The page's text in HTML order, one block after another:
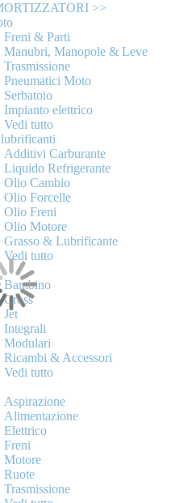
>>
Freni & Parti
Manubri, Manopole & Leve
Trasmissione
Pneumatici Moto
Serbatoio
Impianto elettrico
Vedi tutto
Additivi Carburante
Liquido Refrigerante
Olio Cambio
Olio Forcelle
Olio Freni
Olio Motore
Grasso & Lubrificante
Vedi tutto
Bambino
Cross
Jet
Integrali
Modulari
Ricambi & Accessori
Vedi tutto
Aspirazione
Alimentazione
Elettrico
Freni
Motore
Ruote
Trasmissione